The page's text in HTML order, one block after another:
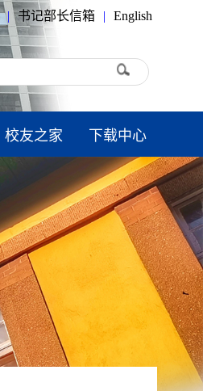
| 书记部长信箱 | English
校友之家 下载中心